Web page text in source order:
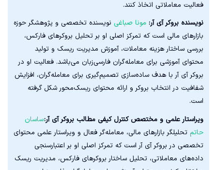
فعالیت معاملاتی اتخاذ کنند.
نویسنده بروکر آی آر: مونا صباغی نویسنده تخصصی و پژوهشگر حوزه
بازارهای مالی است که تمرکز اصلی او بر تحلیل بروکرهای فارکس،
بررسی ساختار هزینه معاملات، آموزش مدیریت ریسک و تولید
محتوای آموزشی برای معامله‌گران فارسی‌زبان می‌باشد. فعالیت او در
بروکر آی آر با هدف ساده‌سازی تصمیم‌گیری برای معامله‌گران، افزایش
شفافیت در انتخاب بروکر و ارائه محتوای ریسک‌محور شکل گرفته
است.
ویراستار علمی و مختصص کنترل کیفی مطالب بروکر آی آر:ساسان
حاتم تحلیلگر بازارهای مالی، معامله‌گر فعال و ویراستار علمی محتوای
تخصصی در بروکر آی آر است که تمرکز اصلی او بر اعتبارسنجی
داده‌های معاملاتی، تحلیل ساختار بروکرهای فارکس، مدیریت ریسک